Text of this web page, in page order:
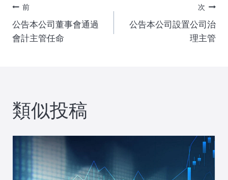
投
稿
ゲ
ー
シ
前
公告本公司董事會通過
會計主管任命
次
公告本公司設置公司治
理主管
類似投稿